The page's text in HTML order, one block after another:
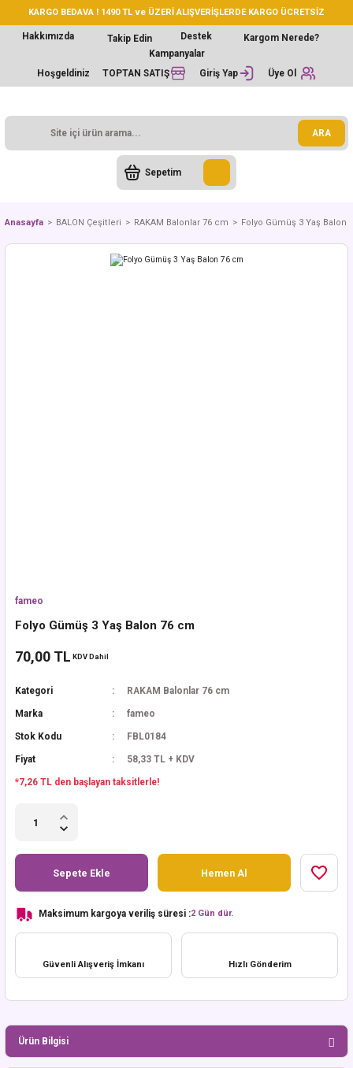
KARGO BEDAVA ! 1490 TL ve ÜZERİ ALIŞVERİŞLERDE KARGO ÜCRETSİZ
Hakkımızda Takip Edin Destek
Kargom Nerede?
Kampanyalar
Hoşgeldiniz
TOPTAN SATIŞ Giriş Yap Üye Ol
ARA
Sepetim
Anasayfa BALON Çeşitleri RAKAM Balonlar 76 cm Folyo Gümüş 3 Yaş Balon
fameo
Folyo Gümüş 3 Yaş Balon 76 cm
70,00 TL KDV Dahil
Kategori RAKAM Balonlar 76 cm
Marka fameo
Stok Kodu FBL0184
Fiyat 58,33 TL + KDV
*7,26 TL den başlayan taksitlerle!
Sepete Ekle Hemen Al
Maksimum kargoya veriliş süresi :2 Gün dür.
Güvenli Alışveriş İmkanı Hızlı Gönderim
Ürün Bilgisi